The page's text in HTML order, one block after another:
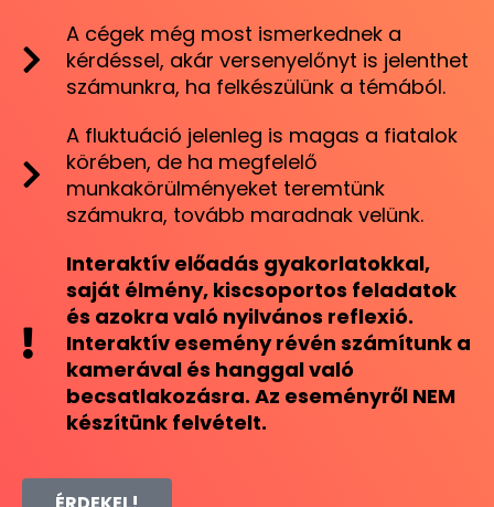
A cégek még most ismerkednek a
kérdéssel, akár versenyelőnyt is jelenthet
számunkra, ha felkészülünk a témából.
A fluktuáció jelenleg is magas a fiatalok
körében, de ha megfelelő
munkakörülményeket teremtünk
számukra, tovább maradnak velünk.
Interaktív előadás gyakorlatokkal,
saját élmény, kiscsoportos feladatok
és azokra való nyilvános reflexió.
Interaktív esemény révén számítunk a
kamerával és hanggal való
becsatlakozásra. Az eseményről NEM
készítünk felvételt.